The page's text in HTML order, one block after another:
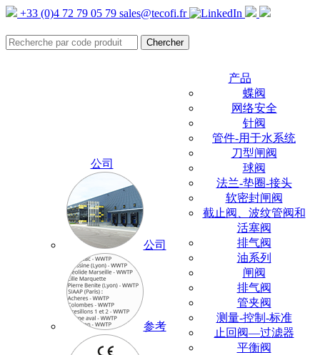
+33 (0)4 72 79 05 79 sales@tecofi.fr
公司
公司
参考
产品
蝶阀
网络安全
针阀
管件-用于水系统
刀型闸阀
球阀
法兰-垫圈-接头
软密封闸阀
截止阀、波纹管阀和
活塞阀
排气阀
油系列
闸阀
排气阀
管夹阀
测量-控制-标准
止回阀—过滤器
平衡阀